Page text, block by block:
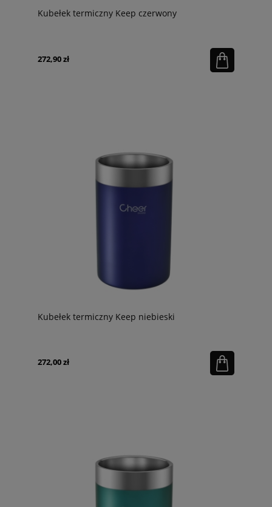
Kubełek termiczny Keep czerwony
272,90 zł
Kubełek termiczny Keep niebieski
272,00 zł